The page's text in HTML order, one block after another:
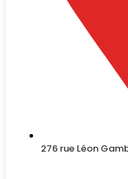
276 rue Léon